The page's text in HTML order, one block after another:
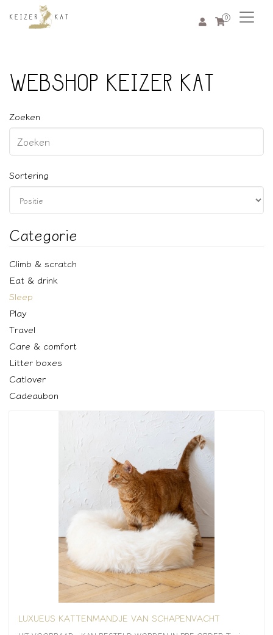
0
WEBSHOP KEIZER KAT
Zoeken
Sortering
Categorie
Climb & scratch
Eat & drink
Sleep
Play
Travel
Care & comfort
Litter boxes
Catlover
Cadeaubon
LUXUEUS KATTENMANDJE VAN SCHAPENVACHT